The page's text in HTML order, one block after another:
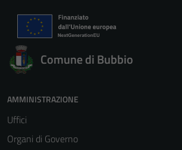
Comune di Bubbio
AMMINISTRAZIONE
Uffici
Organi di Governo